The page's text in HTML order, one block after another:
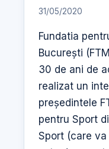
31/05/2020
Fundatia
București
30 de ani de
realizat un
președintele
pentru Sport
Sport (care va